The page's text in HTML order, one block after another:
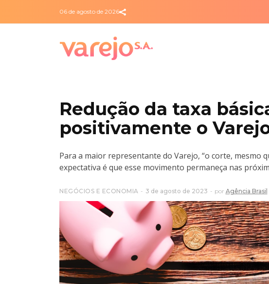
06 de agosto de 2026
Redução da taxa
positivamente o
Para a maior representante do Varejo, “o corte, mesmo
expectativa é que esse movimento permaneça nas
NEGÓCIOS E ECONOMIA 3 de agosto de 2023 por Agência Brasil